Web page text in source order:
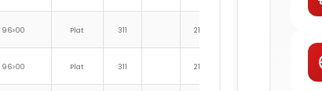
96>00 Plat 311 212
96>00 Plat 311 212